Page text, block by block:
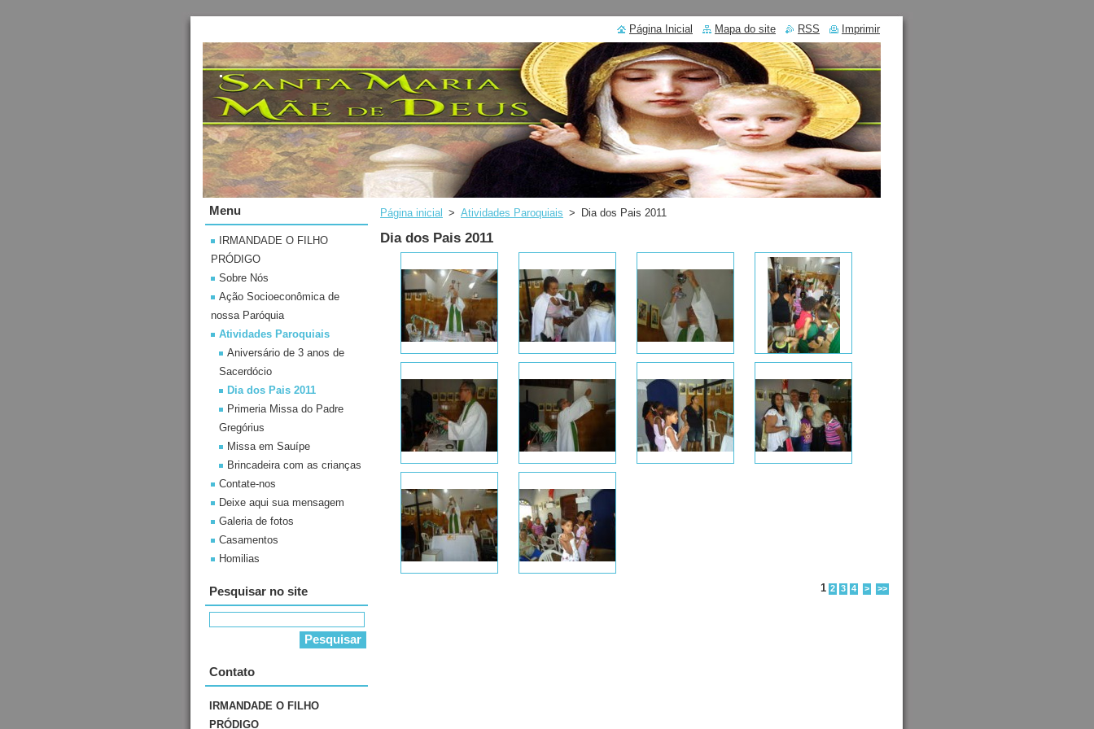
.
Página inicial > Atividades Paroquiais > Dia dos Pais 2011
Dia dos Pais 2011
1 2 3 4 > >>
Menu
IRMANDADE O FILHO
PRÓDIGO
Sobre Nós
Ação Socioeconômica de
nossa Paróquia
Atividades Paroquiais
Aniversário de 3 anos de
Sacerdócio
Dia dos Pais 2011
Primeria Missa do Padre
Gregórius
Missa em Sauípe
Brincadeira com as crianças
Contate-nos
Deixe aqui sua mensagem
Galeria de fotos
Casamentos
Homilias
Pesquisar no site
Contato
IRMANDADE O FILHO
PRÓDIGO
Página Inicial Mapa do site RSS Imprimir